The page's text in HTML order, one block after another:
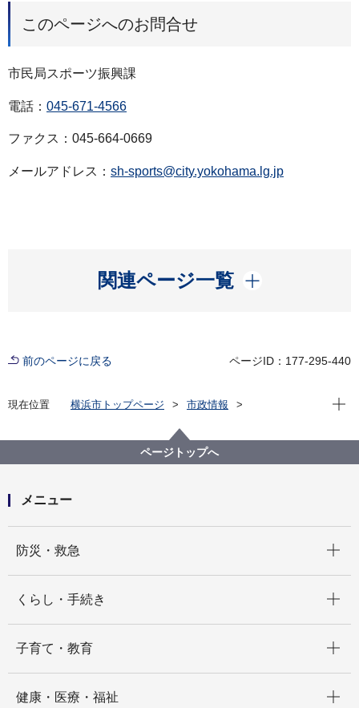
このページへのお問合せ
市民局スポーツ振興課
電話： 045-671-4566
ファクス：045-664-0669
メールアドレス： sh-sports@city.yokohama.lg.jp
関連ページ一覧
開く
前のページに戻る ページID：177-295-440
現在位置 横浜市トップページ
市政情報
祝 横浜F・マリノスJ1リーグ優勝！横浜市役所で優勝
シャーレ・トロフィーを展示します！
現在
ページトップへ
メニュー
防災・救急
くらし・手続き
子育て・教育
健康・医療・福祉